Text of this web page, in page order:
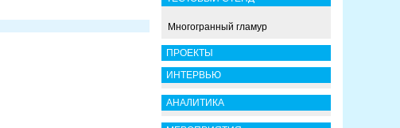
Многогранный гламур
ПРОЕКТЫ
ИНТЕРВЬЮ
АНАЛИТИКА